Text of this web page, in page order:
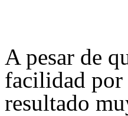
A pesar de
facilidad por
resultado